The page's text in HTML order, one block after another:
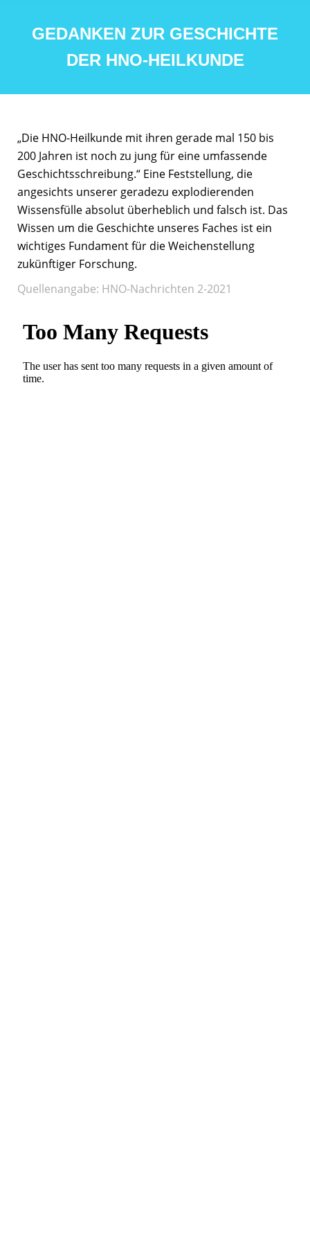
GEDANKEN ZUR GESCHICHTE
DER HNO-HEILKUNDE
„Die HNO-Heilkunde mit ihren gerade mal 150 bis
200 Jahren ist noch zu jung für eine umfassende
Geschichtsschreibung.“ Eine Feststellung, die
angesichts unserer geradezu explodierenden
Wissensfülle absolut überheblich und falsch ist. Das
Wissen um die Geschichte unseres Faches ist ein
wichtiges Fundament für die Weichenstellung
zukünftiger Forschung.
Quellenangabe: HNO-Nachrichten 2-2021